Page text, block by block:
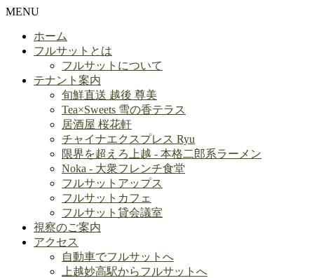
MENU
ホーム
フルサットとは
フルサットについて
テナント案内
旬鮮直送 越後 尊美
Tea×Sweets 雪の香テラス
居酒屋 桜花軒
チャイナエクスプレス Ryu
限界を超えろ上越 - 本格二郎系ラーメン
Noka - 大衆フレンチ食堂
フルサットアップス
フルサットカフェ
フルサット貸会議室
視察のご案内
アクセス
自動車でフルサットへ
上越妙高駅からフルサットへ